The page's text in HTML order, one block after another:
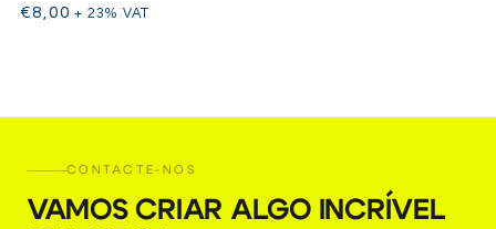
€8,00 + 23% VAT
CONTACTE-NOS
VAMOS CRIAR ALGO INCRÍVEL